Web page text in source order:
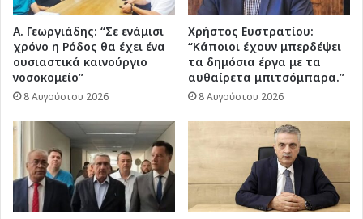
Α. Γεωργιάδης: “Σε ενάμισι
χρόνο η Ρόδος θα έχει ένα
ουσιαστικά καινούργιο
νοσοκομείο”
8 Αυγούστου 2026
Χρήστος Ευστρατίου:
“Κάποιοι έχουν μπερδέψει
τα δημόσια έργα με τα
αυθαίρετα μπιτσόμπαρα.”
8 Αυγούστου 2026